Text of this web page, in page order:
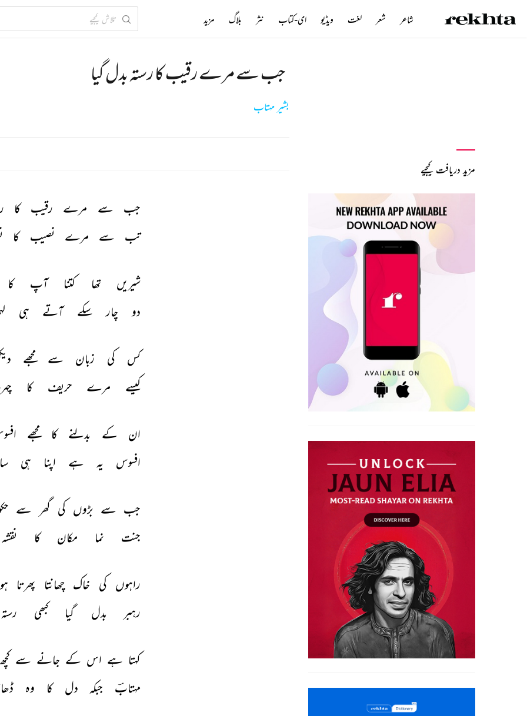
جب سے مرے رقیب کا رستہ بدل گیا
بشیر مہتاب
جب سے مرے رقیب کا
تب
سے مرے نصیب کا
شیریں تھا کتنا آپ کا
دو
چار سکے آتے ہی
کس کی زبان سے مجھے
کیسے
مرے حریف کا
ان کے بدلنے کا مجھے
افسوس
یہ ہے اپنا ہی
جب سے بڑوں کی گھر سے
جنت
نما مکان کا نقشہ
راہوں کی خاک چھانتا پھرتا
رہبر
بدل گیا کبھی رستہ
کہتا ہے اس کے جانے سے کچھ
مہتابؔ
جبکہ دل کا وہ
مزید دریافت کیجیے
شاعر شعر لغت ویڈیو ای-کتاب نثر بلاگ مزید